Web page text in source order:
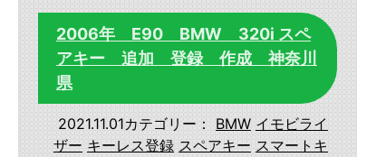
2006年 E90 BMW 320i スペ
アキー 追加 登録 作成 神奈川
県
2021.11.01カテゴリー： BMW イモビライ
ザー キーレス登録 スペアキー スマートキ